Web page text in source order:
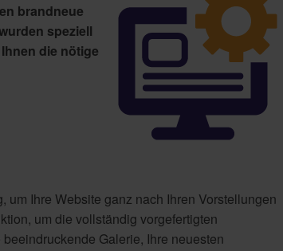
brandneue
speziell
die nötige
Ihre Website ganz nach Ihren Vorstellungen
um die vollständig vorgefertigten
Galerie, Ihre neuesten